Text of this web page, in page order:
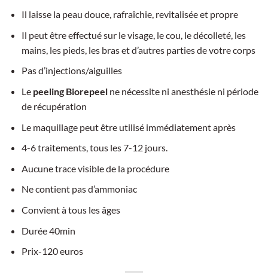
Il laisse la peau douce, rafraîchie, revitalisée et propre
Il peut être effectué sur le visage, le cou, le décolleté, les
mains, les pieds, les bras et d’autres parties de votre corps
Pas d’injections/aiguilles
Le peeling Biorepeelne nécessite ni anesthésie ni période
de récupération
Le maquillage peut être utilisé immédiatement après
4-6 traitements, tous les 7-12 jours.
Aucune trace visible de la procédure
Ne contient pas d’ammoniac
Convient à tous les âges
Durée 40min
Prix-120 euros